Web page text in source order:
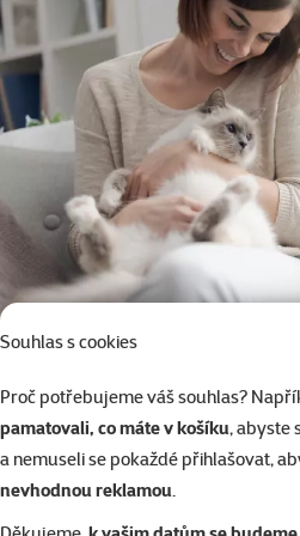
Souhlas s cookies
Proč potřebujeme váš souhlas?
pamatovali, co máte v košíku, abyste
a nemuseli se pokaždé přihlašovat,
nevhodnou reklamou.
Věděli jste, že…
birma
je tak inteligentní a přítulná, že
hrát aport nebo chodit na vodítku,
Mgr. Robert Schemmer, Training &
10.2.2026
8×